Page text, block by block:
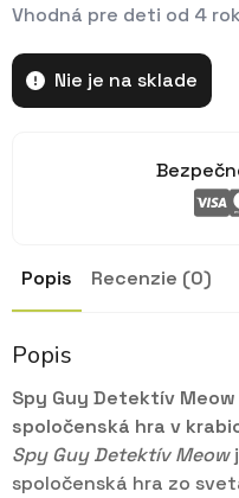
Vhodná pre deti od 4
Nie je na sklade
Popis Recenzie (0)
Popis
Spy Guy Detektív Meow
spoločenská hra v
Spy Guy Detektív Meow
spoločenská hra zo